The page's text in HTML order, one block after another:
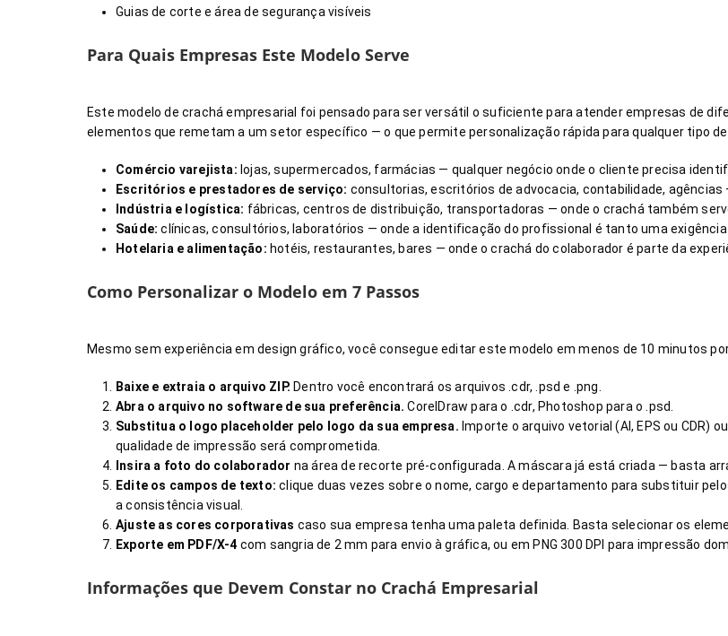
Guias de corte e área de segurança visíveis
Para Quais Empresas Este Modelo Serve
Este modelo de crachá empresarial foi pensado para ser versátil o suficiente para atender empresas de
elementos que remetam a um setor específico — o que permite personalização rápida para qualquer tipo de
Comércio varejista: lojas, supermercados, farmácias — qualquer negócio onde o cliente precisa
Escritórios e prestadores de serviço: consultorias, escritórios de advocacia, contabilidade,
Indústria e logística: fábricas, centros de distribuição, transportadoras — onde o crachá também
Saúde: clínicas, consultórios, laboratórios — onde a identificação do profissional é tanto uma
Hotelaria e alimentação: hotéis, restaurantes, bares — onde o crachá do colaborador é parte da
Como Personalizar o Modelo em 7 Passos
Mesmo sem experiência em design gráfico, você consegue editar este modelo em menos de 10 minutos
Baixe e extraia o arquivo ZIP. Dentro você encontrará os arquivos .cdr, .psd e .png.
Abra o arquivo no software de sua preferência. CorelDraw para o .cdr, Photoshop para o .psd.
Substitua o logo placeholder pelo logo da sua empresa. Importe o arquivo vetorial (AI, EPS ou CDR)
qualidade de impressão será comprometida.
Insira a foto do colaborador na área de recorte pré-configurada. A máscara já está criada — basta
Edite os campos de texto: clique duas vezes sobre o nome, cargo e departamento para substituir
a consistência visual.
Ajuste as cores corporativas caso sua empresa tenha uma paleta definida. Basta selecionar os
Exporte em PDF/X-4 com sangria de 2 mm para envio à gráfica, ou em PNG 300 DPI para impressão
Informações que Devem Constar no Crachá Empresarial